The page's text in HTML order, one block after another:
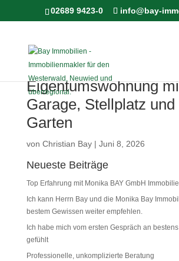
02689 9423-0 info@bay-
Gepflegte 3-Zimmer
Eigentumswohnung
Garage, Stellplatz und
Garten
von Christian Bay| Juni 8, 2026
Neueste Beiträge
Top Erfahrung mit Monika BAY GmbH
Ich kann Herrn Bay und die Monika Bay
bestem Gewissen weiter empfehlen.
Ich habe mich vom ersten Gespräch an
gefühlt
Professionelle, unkomplizierte Beratung